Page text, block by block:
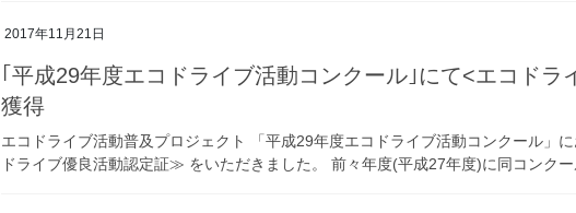
2017年11月21日
｢平成29年度エコドライブ活動コンクール｣にて<エコドラ
獲得
エコドライブ活動普及プロジェクト 「平成29年度エコドライブ活動コンクール」
ドライブ優良活動認定証≫ をいただきました。 前々年度(平成27年度)に同コンク